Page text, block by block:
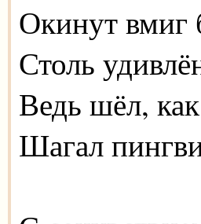
Окинут вмиг
Столь
Ведь шёл,
Шагал